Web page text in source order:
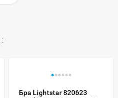
:
Бра Lightstar 820623